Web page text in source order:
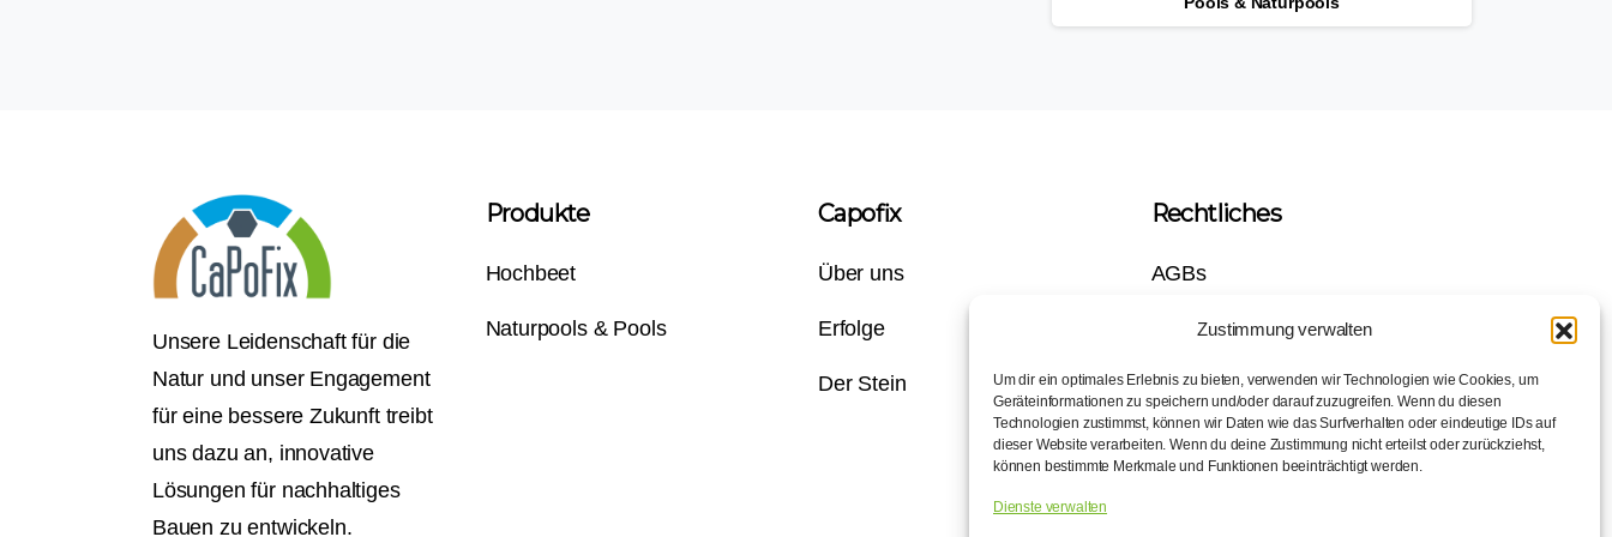
Zustimmung verwalten
Um dir ein optimales Erlebnis zu bieten, verwenden wir Technologien wie Cookies, um
Geräteinformationen zu speichern und/oder darauf zuzugreifen. Wenn du diesen
Technologien zustimmst, können wir Daten wie das Surfverhalten oder eindeutige IDs auf
dieser Website verarbeiten. Wenn du deine Zustimmung nicht erteilst oder zurückziehst,
können bestimmte Merkmale und Funktionen beeinträchtigt werden.
Dienste verwalten
Unsere Leidenschaft für die
Natur und unser Engagement
für eine bessere Zukunft treibt
uns dazu an, innovative
Lösungen für nachhaltiges
Bauen zu entwickeln.
Produkte
Hochbeet
Naturpools & Pools
Capofix
Über uns
Erfolge
Der Stein
Rechtliches
AGBs
Impressum
Datenschutzerklärung